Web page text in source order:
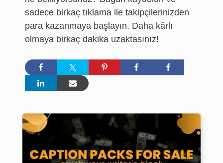
sadece birkaç tıklama ile takipçilerinizden
para kazanmaya başlayın. Daha kârlı
olmaya birkaç dakika uzaktasınız!